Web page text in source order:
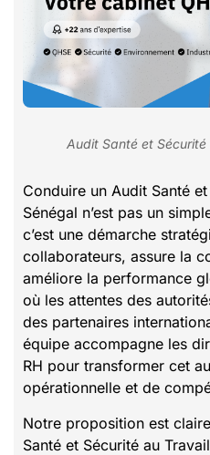
Audit Santé et
Conduire un Audit Santé
Sénégal n’est pas un
c’est une démarche
collaborateurs, assure la
améliore la performance
où les attentes des
des partenaires
équipe accompagne les
RH pour transformer cet
opérationnelle et de
Notre proposition est
Santé et Sécurité au